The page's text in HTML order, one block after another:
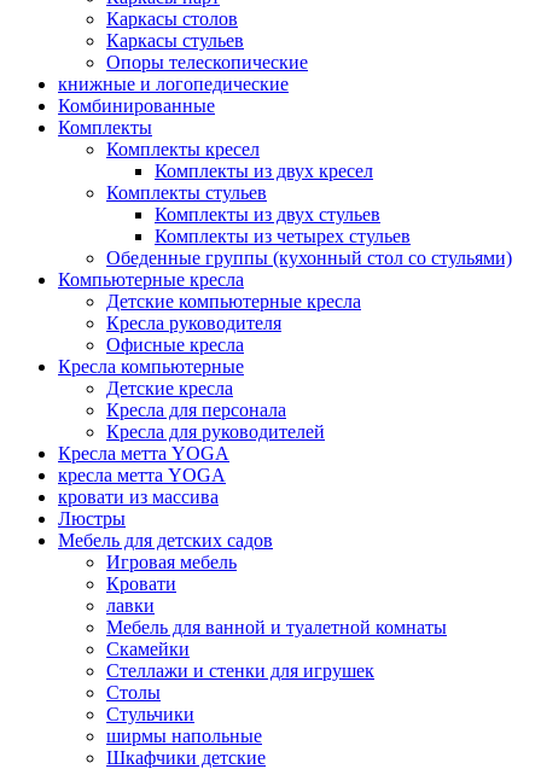
Каркасы столов
Каркасы стульев
Опоры телескопические
книжные и логопедические
Комбинированные
Комплекты
Комплекты кресел
Комплекты из двух кресел
Комплекты стульев
Комплекты из двух стульев
Комплекты из четырех стульев
Обеденные группы (кухонный стол со стульями)
Компьютерные кресла
Детские компьютерные кресла
Кресла руководителя
Офисные кресла
Кресла компьютерные
Детские кресла
Кресла для персонала
Кресла для руководителей
Кресла метта YOGA
кресла метта YOGA
кровати из массива
Люстры
Мебель для детских садов
Игровая мебель
Кровати
лавки
Мебель для ванной и туалетной комнаты
Скамейки
Стеллажи и стенки для игрушек
Столы
Стульчики
ширмы напольные
Шкафчики детские